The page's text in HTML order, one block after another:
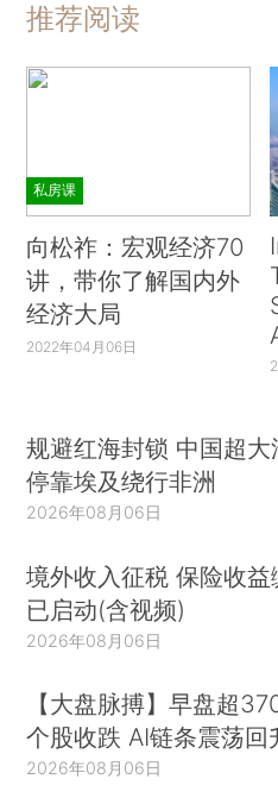
推荐阅读
私房课
向松祚：宏观经济70
讲，带你了解国内外
经济大局
2022年04月06日
规避红海封锁 中国超大
停靠埃及绕行非洲
2026年08月06日
境外收入征税 保险收益
已启动(含视频)
2026年08月06日
【大盘脉搏】早盘超
个股收跌 AI链条震荡回
2026年08月06日